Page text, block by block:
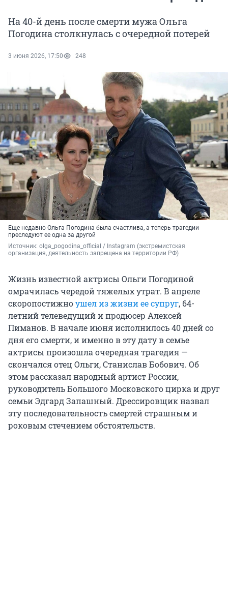
На 40-й день после смерти мужа Ольга
Погодина столкнулась с очередной потерей
3 июня 2026, 17:50 248
Еще недавно Ольга Погодина была счастлива, а теперь трагедии
преследуют ее одна за другой
Источник: olga_pogodina_official / Instagram (экстремистская
организация, деятельность запрещена на территории РФ)
Жизнь известной актрисы Ольги Погодиной
омрачилась чередой тяжелых утрат. В апреле
скоропостижноушел из жизни ее супруг, 64-
летний телеведущий и продюсер Алексей
Пиманов. В начале июня исполнилось 40 дней со
дня его смерти, и именно в эту дату в семье
актрисы произошла очередная трагедия —
скончался отец Ольги, Станислав Бобович. Об
этом рассказал народный артист России,
руководитель Большого Московского цирка и друг
семьи Эдгард Запашный. Дрессировщик назвал
эту последовательность смертей страшным и
роковым стечением обстоятельств.